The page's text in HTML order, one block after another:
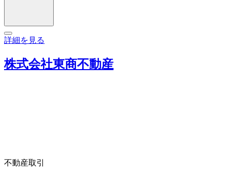
詳細を見る
株式会社東商不動産
不動産取引